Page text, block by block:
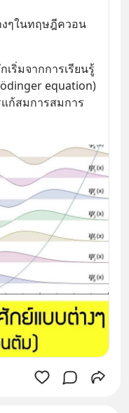
งๆในทฤษฎีควอน
ริ่มจากการเรียนรู้
equation)
ก้สมการสมการ